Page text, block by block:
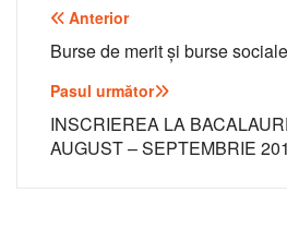
Navigare
în
articole
Anterior
Burse de merit și burse sociale
Pasul următor
INSCRIEREA LA
AUGUST – SEPTEMBRIE